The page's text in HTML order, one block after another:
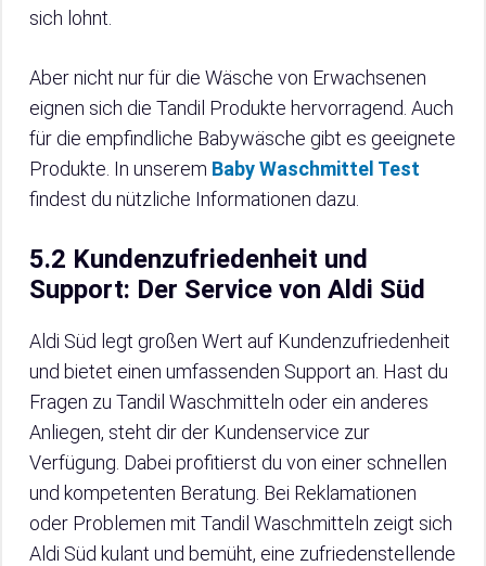
sich lohnt.
Aber nicht nur für die Wäsche von Erwachsenen
eignen sich die Tandil Produkte hervorragend. Auch
für die empfindliche Babywäsche gibt es geeignete
Produkte. In unserem Baby Waschmittel Test
findest du nützliche Informationen dazu.
5.2 Kundenzufriedenheit und
Support: Der Service von Aldi Süd
Aldi Süd legt großen Wert auf Kundenzufriedenheit
und bietet einen umfassenden Support an. Hast du
Fragen zu Tandil Waschmitteln oder ein anderes
Anliegen, steht dir der Kundenservice zur
Verfügung. Dabei profitierst du von einer schnellen
und kompetenten Beratung. Bei Reklamationen
oder Problemen mit Tandil Waschmitteln zeigt sich
Aldi Süd kulant und bemüht, eine zufriedenstellende